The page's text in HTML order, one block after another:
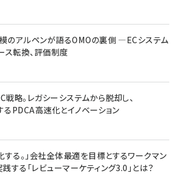
のアルペンが語るOMOの裏側 ―ECシステム
ス転換、評価制度
略。レガシーシステムから脱却し、
るPDCA高速化とイノベーション
する。」会社全体最適を目標とするワークマン
する「レビューマーケティング3.0」とは？